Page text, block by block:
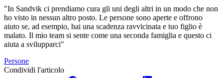
"In Sandvik ci prendiamo cura gli uni degli altri in un modo che non
ho visto in nessun altro posto. Le persone sono aperte e offrono
aiuto se, ad esempio, hai una scadenza ravvicinata e tuo figlio è
malato. Il mio team si sente come una seconda famiglia e questo ci
aiuta a svilupparci"
Persone
Condividi l'articolo